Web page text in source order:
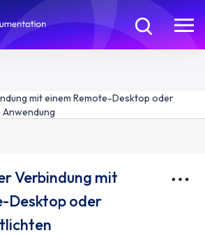
mit einem Remote-Desktop oder
Verbindung mit
Desktop oder